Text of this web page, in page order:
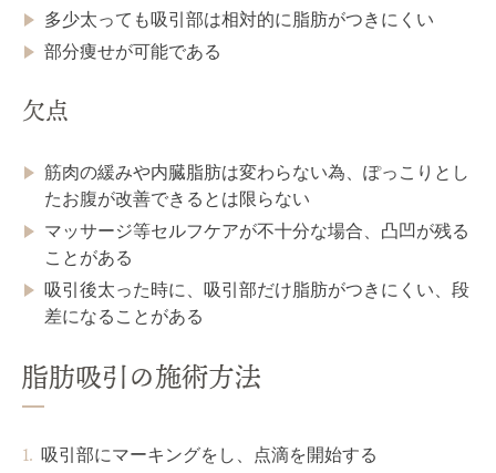
多少太っても吸引部は相対的に脂肪がつきにくい
部分痩せが可能である
欠点
筋肉の緩みや内臓脂肪は変わらない為、ぽっこりとし
たお腹が改善できるとは限らない
マッサージ等セルフケアが不十分な場合、凸凹が残る
ことがある
吸引後太った時に、吸引部だけ脂肪がつきにくい、段
差になることがある
脂肪吸引の施術方法
吸引部にマーキングをし、点滴を開始する